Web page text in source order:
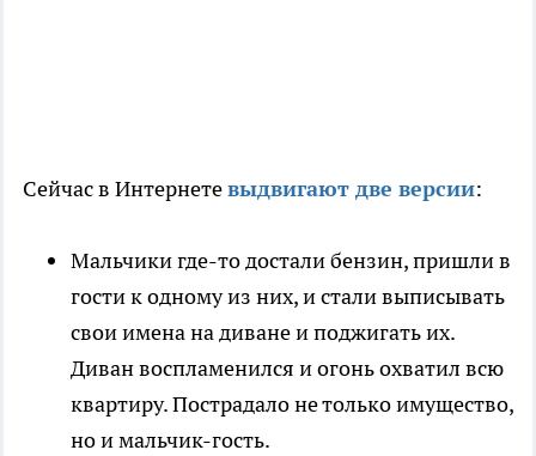
Сейчас в Интернетевыдвигают две версии:
Мальчики где-то достали бензин, пришли в
гости к одному из них, и стали выписывать
свои имена на диване и поджигать их.
Диван воспламенился и огонь охватил всю
квартиру. Пострадало не только имущество,
но и мальчик-гость.